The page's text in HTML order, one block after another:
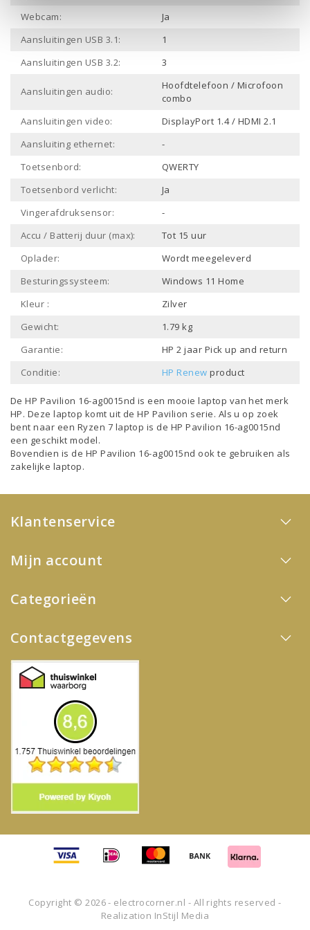
Webcam:
Ja
Aansluitingen USB 3.1:
1
Aansluitingen USB 3.2:
3
Aansluitingen audio:
Hoofdtelefoon / Microfoon
combo
Aansluitingen video:
DisplayPort 1.4 / HDMI 2.1
Aansluiting ethernet:
-
Toetsenbord:
QWERTY
Toetsenbord verlicht:
Ja
Vingerafdruksensor:
-
Accu / Batterij duur (max):
Tot 15 uur
Oplader:
Wordt meegeleverd
Besturingssysteem:
Windows 11 Home
Kleur :
Zilver
Gewicht:
1.79 kg
Garantie:
HP 2 jaar Pick up and return
Conditie:
HP Renew product
De HP Pavilion 16-ag0015nd is een mooie laptop van het merk
HP. Deze laptop komt uit deHP Pavilion serie. Als u op zoek
bent naar een Ryzen 7 laptop is de HP Pavilion 16-ag0015nd
een geschikt model.
Bovendien is de HP Pavilion 16-ag0015nd ook te gebruiken als
zakelijke laptop.
Klantenservice
Mijn account
Categorieën
Contactgegevens
Copyright © 2026 - electrocorner.nl - All rights reserved -
Realization InStijl Media